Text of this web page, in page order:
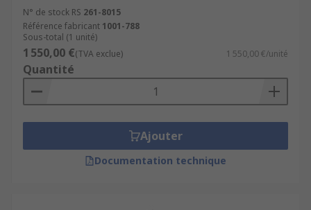
N° de stock RS 261-8015
Référence fabricant 1001-788
Sous-total (1 unité)
1 550,00 €(TVA exclue) 1 550,00 €/unité
Quantité
Ajouter
Documentation technique